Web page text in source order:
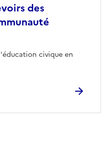
des
civique en